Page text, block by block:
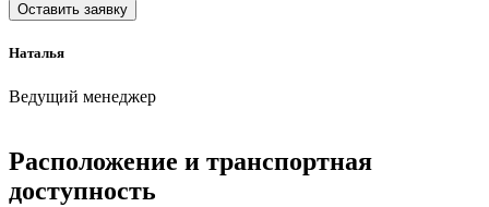
Оставить заявку
Наталья
Ведущий менеджер
Расположение и транспортная
доступность